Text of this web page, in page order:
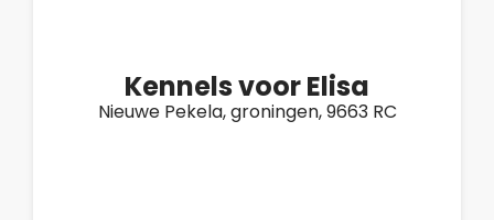
Kennels voor Elisa
Nieuwe Pekela, groningen, 9663 RC